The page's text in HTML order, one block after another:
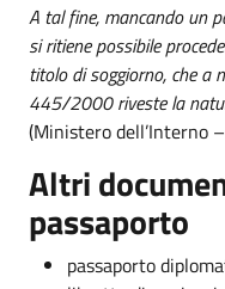
A tal fine, mancando un
si ritiene possibile
titolo di soggiorno, che a
445/2000 riveste la
(Ministero dell’Interno
Altri
passaporto
passaporto